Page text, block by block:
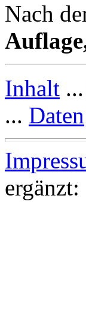
Nach
Inhalt ...
... Daten